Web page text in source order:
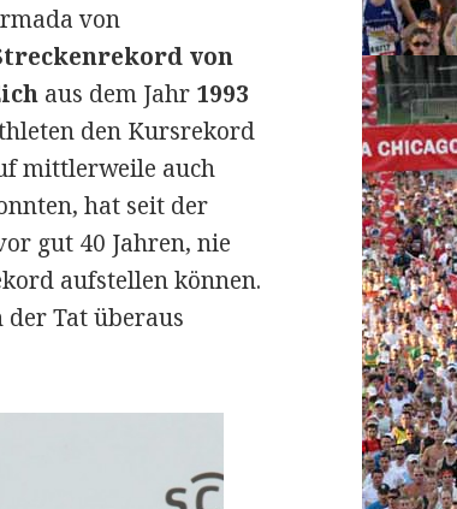
von
von
aus dem Jahr 1993
den Kursrekord
mittlerweile auch
hat seit der
gut 40 Jahren, nie
aufstellen können.
Tat überaus